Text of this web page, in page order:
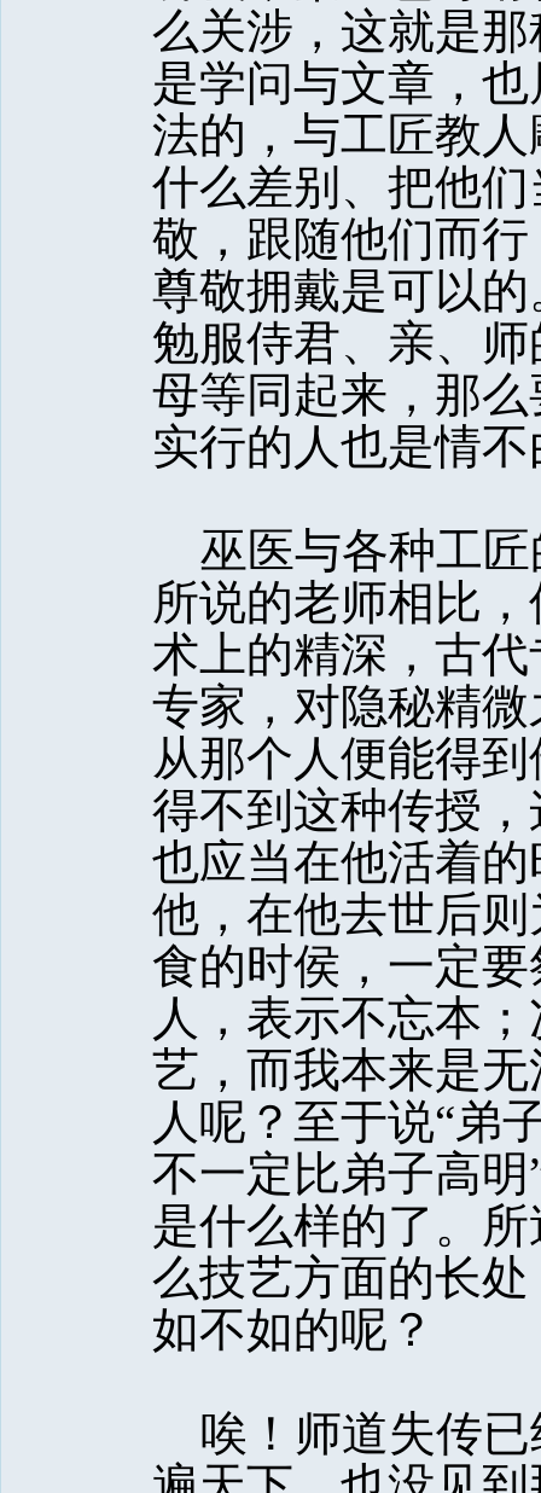
么关涉，这就是
是学问与文章，
法的，与工匠教
什么差别、把他
敬，跟随他们而
尊敬拥戴是可以
勉服侍君、亲、
母等同起来，那
实行的人也是情
巫医与各种工匠
所说的老师相比
术上的精深，古
专家，对隐秘精
从那个人便能得
得不到这种传授
也应当在他活着
他，在他去世后
食的时侯，一定
人，表示不忘本
艺，而我本来是
人呢？至于说“弟
不一定比弟子高
是什么样的了。
么技艺方面的长
如不如的呢？
唉！师道失传已